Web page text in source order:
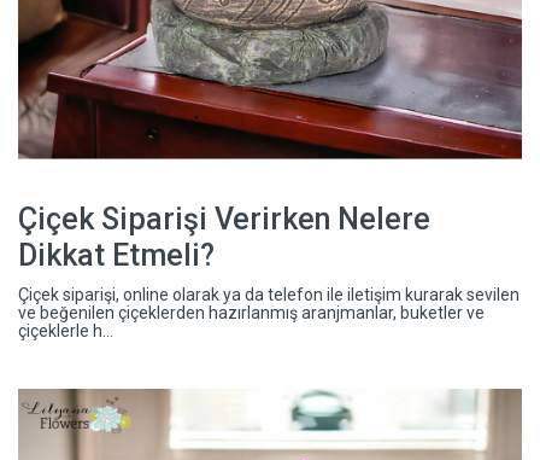
Çiçek Siparişi Verirken Nelere
Dikkat Etmeli?
Çiçek siparişi, online olarak ya da telefon ile iletişim kurarak sevilen
ve beğenilen çiçeklerden hazırlanmış aranjmanlar, buketler ve
çiçeklerle h...